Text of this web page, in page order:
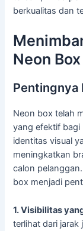
berkualitas dan
Neon
Pentingnya
Neon box telah
yang efektif bagi
identitas visual
meningkatkan
calon
box menjadi
1. Visibilitas
terlihat dari jarak